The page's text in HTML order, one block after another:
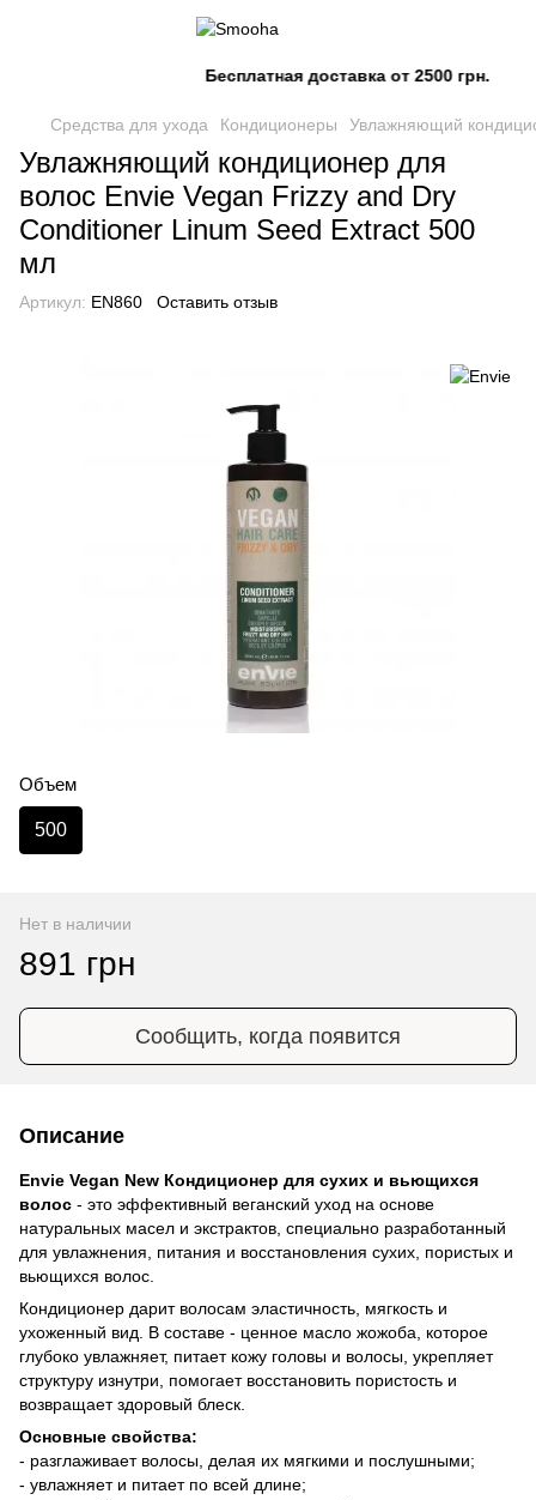
Бесплатная доставка от 2500 грн.
Средства для ухода Кондиционеры Увлажняющий
Увлажняющий кондиционер для
волос Envie Vegan Frizzy and Dry
Conditioner Linum Seed Extract 500
мл
Артикул: EN860 Оставить отзыв
Объем
500
Нет в наличии
891 грн
Сообщить, когда появится
Описание
Envie Vegan New Кондиционер для сухих и вьющихся
волос - это эффективный веганский уход на основе
натуральных масел и экстрактов, специально разработанный
для увлажнения, питания и восстановления сухих, пористых и
вьющихся волос.
Кондиционер дарит волосам эластичность, мягкость и
ухоженный вид. В составе - ценное масло жожоба, которое
глубоко увлажняет, питает кожу головы и волосы, укрепляет
структуру изнутри, помогает восстановить пористость и
возвращает здоровый блеск.
Основные свойства:
- разглаживает волосы, делая их мягкими и послушными;
- увлажняет и питает по всей длине;